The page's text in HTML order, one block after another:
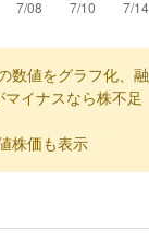
数値をグラフ化、
イナスなら株不足
株価も表示